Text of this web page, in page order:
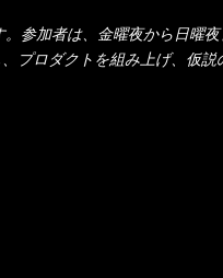
参加者は、金曜夜から日曜
ロダクトを組み上げ、仮